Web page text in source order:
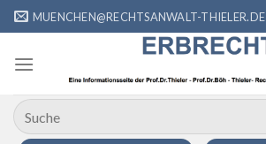
Zum
Inhalt
springen
MUENCHEN@RECHTSANWALT-THIELER.DE